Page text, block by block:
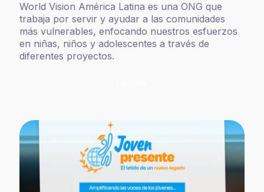
World Vision América Latina es una ONG que
trabaja por servir y ayudar a las comunidades
más vulnerables, enfocando nuestros esfuerzos
en niñas, niños y adolescentes a través de
diferentes proyectos.